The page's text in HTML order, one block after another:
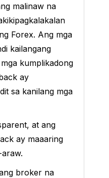
malinaw na
Forex. Ang mga
kailangang
kumplikadong
ay
sa kanilang mga
at ang
ay maaaring
broker na